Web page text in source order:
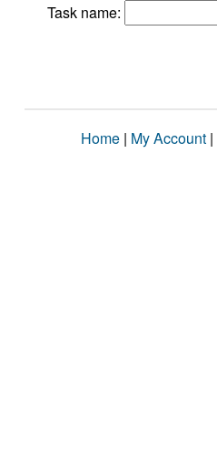
Task name:
Home | My Account |